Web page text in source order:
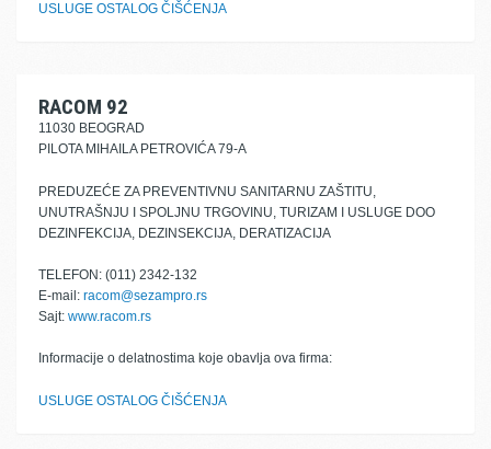
USLUGE OSTALOG ČIŠĆENJA
RACOM 92
11030 BEOGRAD
PILOTA MIHAILA PETROVIĆA 79-A
PREDUZEĆE ZA PREVENTIVNU SANITARNU ZAŠTITU,
UNUTRAŠNJU I SPOLJNU TRGOVINU, TURIZAM I USLUGE DOO
DEZINFEKCIJA, DEZINSEKCIJA, DERATIZACIJA
TELEFON: (011) 2342-132
E-mail: racom@sezampro.rs
Sajt: www.racom.rs
Informacije o delatnostima koje obavlja ova firma:
USLUGE OSTALOG ČIŠĆENJA